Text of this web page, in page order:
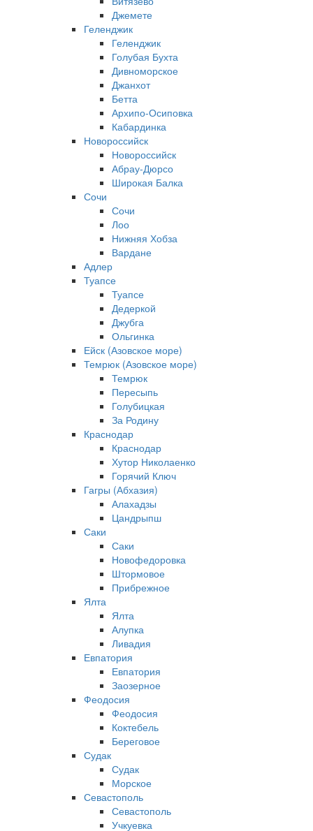
Джемете
Геленджик
Геленджик
Голубая Бухта
Дивноморское
Джанхот
Бетта
Архипо-Осиповка
Кабардинка
Новороссийск
Новороссийск
Абрау-Дюрсо
Широкая Балка
Сочи
Сочи
Лоо
Нижняя Хобза
Вардане
Адлер
Туапсе
Туапсе
Дедеркой
Джубга
Ольгинка
Ейск (Азовское море)
Темрюк (Азовское море)
Темрюк
Пересыпь
Голубицкая
За Родину
Краснодар
Краснодар
Хутор Николаенко
Горячий Ключ
Гагры (Абхазия)
Алахадзы
Цандрыпш
Саки
Саки
Новофедоровка
Штормовое
Прибрежное
Ялта
Ялта
Алупка
Ливадия
Евпатория
Евпатория
Заозерное
Феодосия
Феодосия
Коктебель
Береговое
Судак
Судак
Морское
Севастополь
Севастополь
Учкуевка